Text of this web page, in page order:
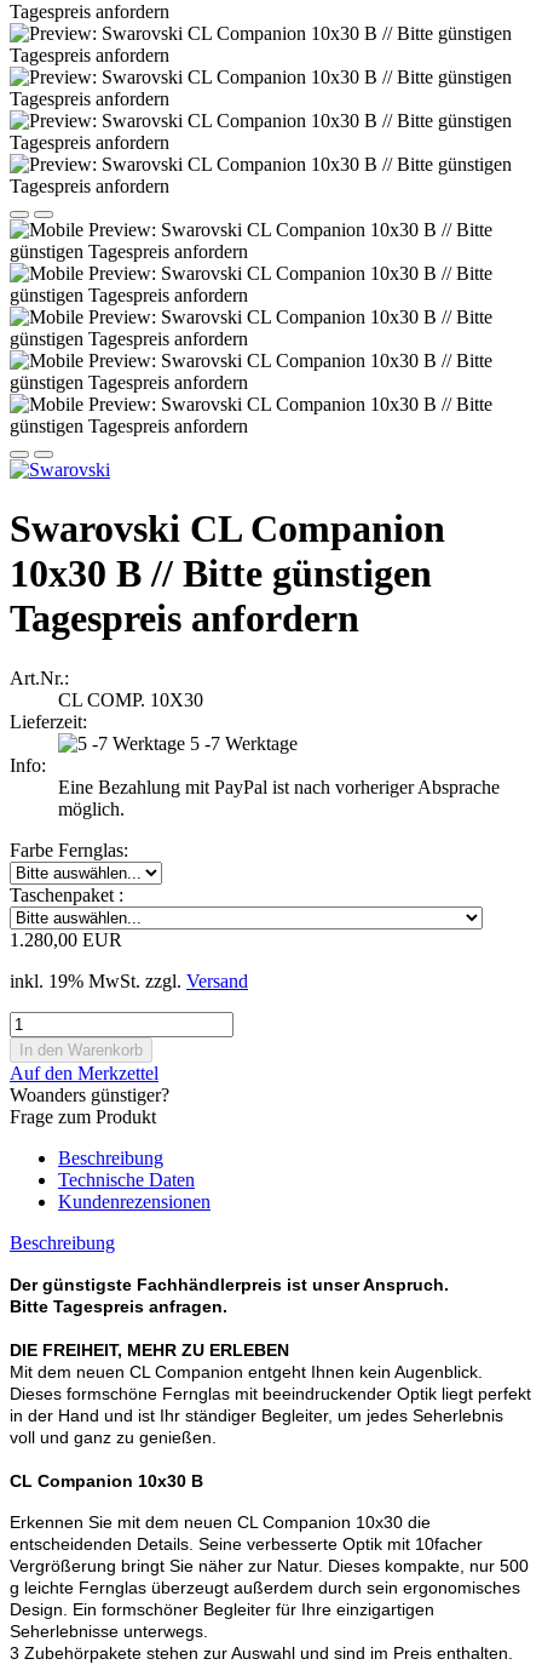
Swarovski CL Companion
10x30 B // Bitte günstigen
Tagespreis anfordern
Art.Nr.:
CL COMP. 10X30
Lieferzeit:
5 -7 Werktage
Info:
Eine Bezahlung mit PayPal ist nach vorheriger Absprache
möglich.
Farbe Fernglas:
Taschenpaket :
1.280,00 EUR
inkl. 19% MwSt. zzgl. Versand
Auf den Merkzettel
Woanders günstiger?
Frage zum Produkt
Beschreibung
Technische Daten
Kundenrezensionen
Beschreibung
Der günstigste Fachhändlerpreis ist unser Anspruch.
Bitte Tagespreis anfragen.
DIE FREIHEIT, MEHR ZU ERLEBEN
Mit dem neuen CL Companion entgeht Ihnen kein Augenblick.
Dieses formschöne Fernglas mit beeindruckender Optik liegt perfekt
in der Hand und ist Ihr ständiger Begleiter, um jedes Seherlebnis
voll und ganz zu genießen.
CL Companion 10x30 B
Erkennen Sie mit dem neuen CL Companion 10x30 die
entscheidenden Details. Seine verbesserte Optik mit 10facher
Vergrößerung bringt Sie näher zur Natur. Dieses kompakte, nur 500
g leichte Fernglas überzeugt außerdem durch sein ergonomisches
Design. Ein formschöner Begleiter für Ihre einzigartigen
Seherlebnisse unterwegs.
3 Zubehörpakete stehen zur Auswahl und sind im Preis enthalten.